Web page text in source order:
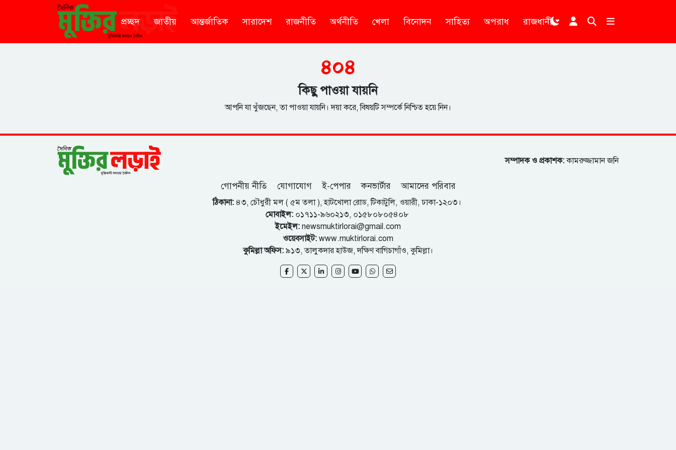
প্রচ্ছদ জাতীয় আন্তর্জাতিক সারাদেশ রাজনীতি অর্থনীতি খেলা বিনোদন সাহিত্য অপরাধ রাজধানী
৪০৪
কিছু পাওয়া যায়নি
আপনি যা খুঁজছেন, তা পাওয়া যায়নি। দয়া করে, বিষয়টি সম্পর্কে নিশ্চিত হয়ে নিন।
সম্পাদক ও প্রকাশক:কামরুজ্জামান জনি
গোপনীয় নীতি যোগাযোগ ই-পেপার কনভার্টার আমাদের পরিবার
ঠিকানা: ৪৩, চৌধুরী মল ( ৫ম তলা ), হাটখোলা রোড, টিকাটুলি, ওয়ারী, ঢাকা-১২০৩।
মোবাইল:০১৭১১-৯৬০২১৩, ০১৫৮০৮০৫৪০৮
ইমেইল: newsmuktirlorai@gmail.com
ওয়েবসাইট: www.muktirlorai.com
কুমিল্লা অফিস: ৯১৩, তালুকদার হাউজ, দক্ষিণ বাগিচাগাঁও, কুমিল্লা।